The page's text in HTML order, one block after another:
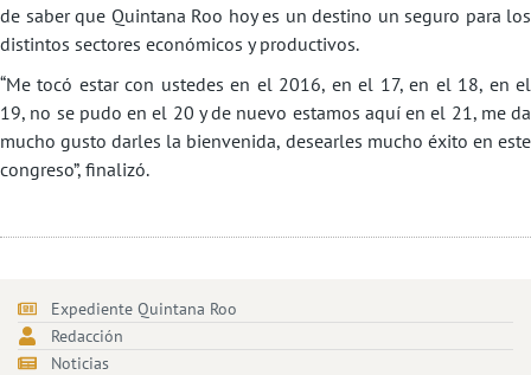
de saber que Quintana Roo hoy es un destino un seguro para los
distintos sectores económicos y productivos.
“Me tocó estar con ustedes en el 2016, en el 17, en el 18, en el
19, no se pudo en el 20 y de nuevo estamos aquí en el 21, me da
mucho gusto darles la bienvenida, desearles mucho éxito en este
congreso”, finalizó.
Expediente Quintana Roo
Redacción
Noticias